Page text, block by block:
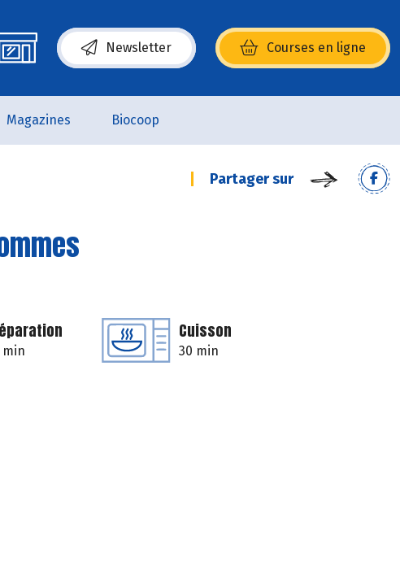
Newsletter Courses en ligne
(s’ouvre dans une nouvelle fenêtre)
Magazines Biocoop
Partager sur
min
Cuisson
30 min